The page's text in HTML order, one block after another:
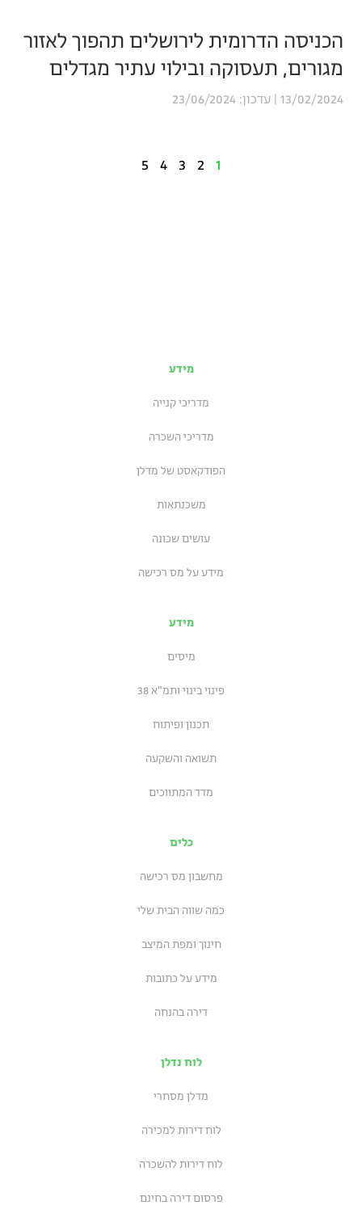
הכניסה הדרומית לירושלים תהפוך לאזור
מגורים, תעסוקה ובילוי עתיר מגדלים
13/02/2024
1
2
3
4
5
מידע
מדריכי קנייה
מדריכי השכרה
הפודקאסט של מדלן
משכנתאות
עושים שכונה
מידע על מס רכישה
מידע
מיסים
פינוי בינוי ותמ"א 38
תכנון ופיתוח
תשואה והשקעה
מדד המתווכים
כלים
מחשבון מס רכישה
כמה שווה הבית שלי
חינוך ומפת המיצב
מידע על כתובות
דירה בהנחה
לוח נדלן
מדלן מסחרי
לוח דירות למכירה
לוח דירות להשכרה
פרסום דירה בחינם